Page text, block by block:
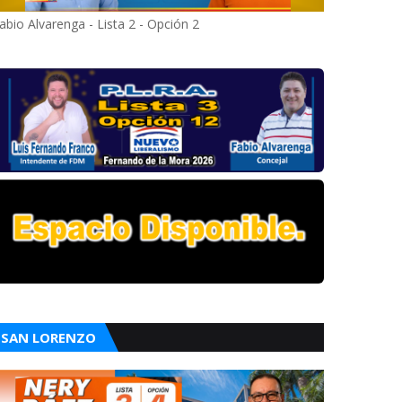
Alvarenga - Lista 2 - Opción 2
SAN LORENZO